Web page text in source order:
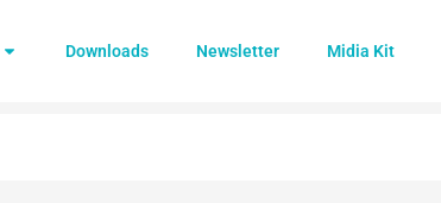
Downloads Newsletter Midia Kit